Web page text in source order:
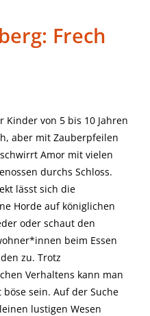
Frech
Kinder von 5 bis 10 Jahren
aber mit Zauberpfeilen
Amor mit vielen
durchs Schloss.
lässt sich die
Horde auf königlichen
oder schaut den
beim Essen
zu. Trotz
Verhaltens kann man
sein. Auf der Suche
lustigen Wesen